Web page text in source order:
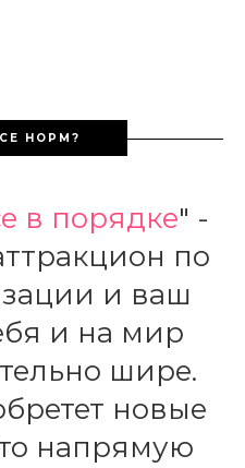
НОРМ?
в порядке" -
по
и ваш
и на мир
шире.
новые
напрямую